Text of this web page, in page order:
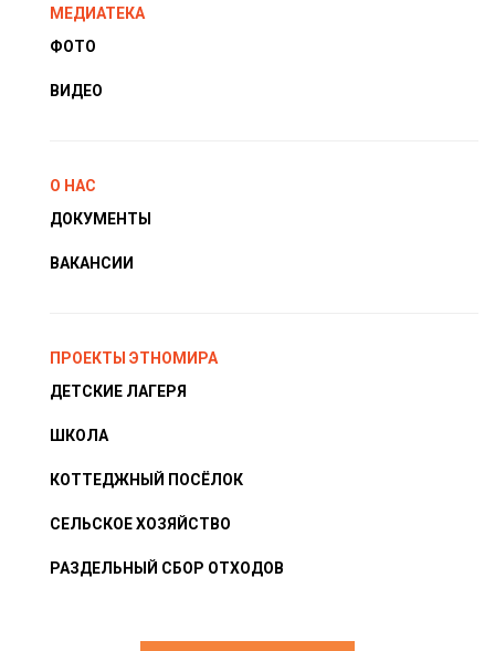
МЕДИАТЕКА
ФОТО
ВИДЕО
О НАС
ДОКУМЕНТЫ
ВАКАНСИИ
ПРОЕКТЫ ЭТНОМИРА
ДЕТСКИЕ ЛАГЕРЯ
ШКОЛА
КОТТЕДЖНЫЙ ПОСЁЛОК
СЕЛЬСКОЕ ХОЗЯЙСТВО
РАЗДЕЛЬНЫЙ СБОР ОТХОДОВ